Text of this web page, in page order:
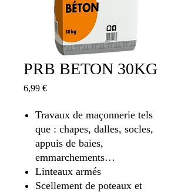
PRB BETON 30KG
6,99 €Prix
Travaux de maçonnerie tels
que : chapes, dalles, socles,
appuis de baies,
emmarchements…
Linteaux armés
Scellement de poteaux et